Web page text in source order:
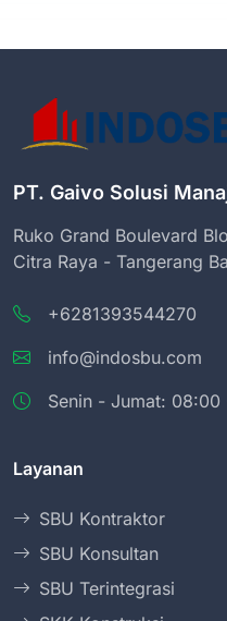
PT. Gaivo Solusi
Ruko Grand Boulevard
Citra Raya - Tangerang
+6281393544270
info@indosbu.com
Senin - Jumat: 08:00
Layanan
SBU Kontraktor
SBU Konsultan
SBU Terintegrasi